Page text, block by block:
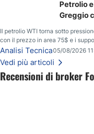
Recensioni di broker
Petrolio
Greggio
Il petrolio WTI torna sotto
con il prezzo in area 75$ e i
ribasso potrà estendersi verso
Analisi Tecnica05/08/2026
Vedi più articoli